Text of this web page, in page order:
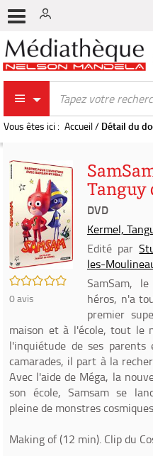
Vous êtes ici : Accueil/ Détail du
/5
0avis
Tanguy
DVD
Kermel,
Edité par
les-
SamSam,
héros, n'a
premier
maison et à l'école, tout le
l'inquiétude de ses parents
camarades, il part à la
Avec l'aide de Méga, la
son école, Samsam se
pleine de monstres
Making of (12 min). Clip du